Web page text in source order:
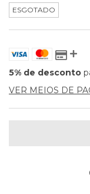
ESGOTADO
5% de desconto
VER MEIOS DE